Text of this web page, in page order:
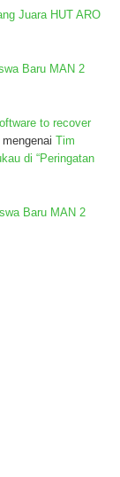
Juara HUT ARO
Baru MAN 2
to recover
mengenai Tim
di “Peringatan
Baru MAN 2